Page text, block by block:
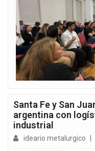
Santa Fe y San
argentina con
industrial
ideario metalurgico